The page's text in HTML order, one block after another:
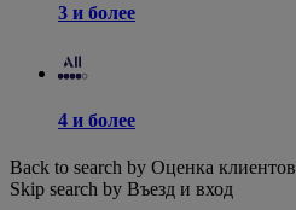
3 и более
4 и более
Back to search by Оценка клиентов
Skip search by Въезд и вход